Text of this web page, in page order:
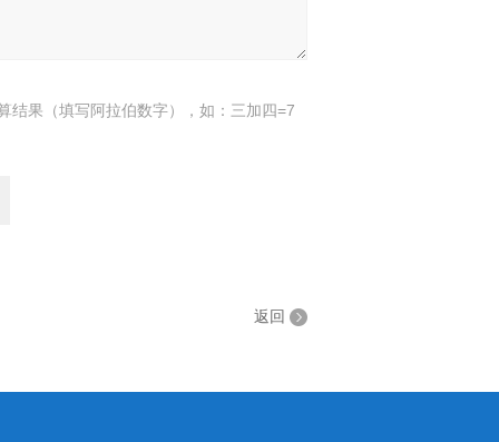
结果（填写阿拉伯数字），如：三加四=7
返回